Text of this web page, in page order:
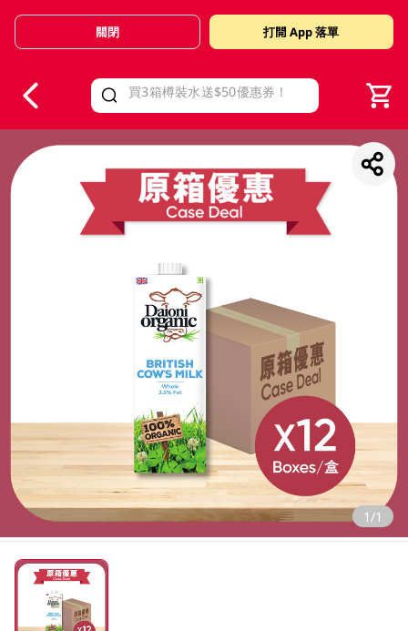
Valid Until 30 June 2026
關閉 打開 App 落單
1/1